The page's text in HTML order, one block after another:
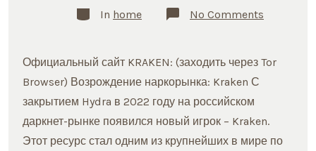
Categories
In home No Comments
ЗЕРКАЛО
TOR
Официальный сайт KRAKEN: (заходить через Tor
Browser) Возрождение наркорынка: Kraken С
закрытием Hydra в 2022 году на российском
даркнет-рынке появился новый игрок – Kraken.
Этот ресурс стал одним из крупнейших в мире по